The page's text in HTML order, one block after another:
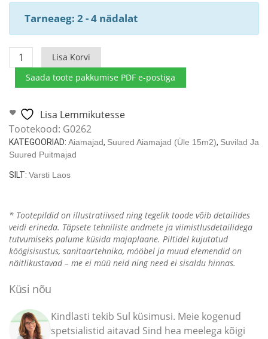
Tarneaeg: 2 - 4 nädalat
Suvila
Valencia
60m2
11
x
6
m
/
Lisa Korvi
Saada toote pakkumise PDF e-postiga
Lisa Lemmikutesse
Tootekood: G0262
KATEGOORIAD: Aiamajad, Suured Aiamajad (üle 15m2), Suvilad Ja
Suured Puitmajad
SILT: Varsti Laos
* Tootepildid on illustratiivsed ning tegelik toode võib detailides
veidi erineda. Täpsete tehniliste andmete ja viimistlusdetailidega
tutvumiseks palume küsida majaplaane. Piltidel kujutatud
köögisisustus, sanitaartehnika, mööbel ja muud elemendid on
näitlikustavad – me ei müü neid ning need ei sisaldu hinnas.
Küsi nõu
Kindlasti tekib Sul küsimusi. Meie kogenud
spetsialistid aitavad Sind hea meelega kõigi